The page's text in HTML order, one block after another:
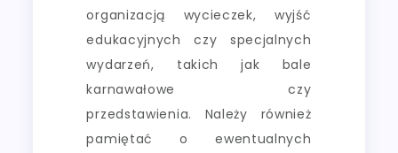
organizacją wycieczek, wyjść
edukacyjnych czy specjalnych
wydarzeń, takich jak bale
karnawałowe czy
przedstawienia. Należy również
pamiętać o ewentualnych